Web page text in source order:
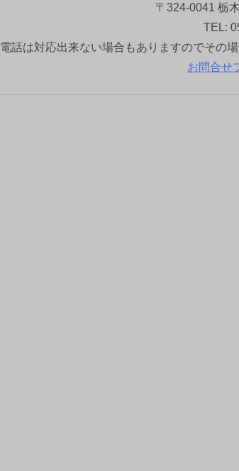
〒324-0041 栃
TEL:
電話は対応出来ない場合もありますのでその
お問合せ